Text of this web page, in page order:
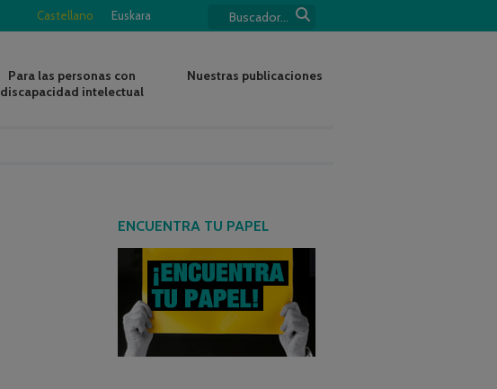
Castellano Euskara
Para las personas con
discapacidad intelectual
Nuestras publicaciones
ENCUENTRA TU PAPEL